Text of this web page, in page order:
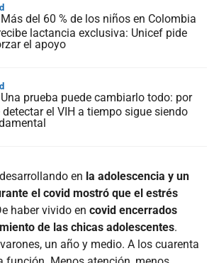
Más del 60 % de los niños en Colombia
lactancia exclusiva: Unicef pide
el apoyo
Una prueba puede cambiarlo todo: por
detectar el VIH a tiempo sigue siendo
en la adolescencia y un
el covid mostró que el estrés
haber vivido en covid encerrados
de las chicas adolescentes.
un año y medio. A los cuarenta